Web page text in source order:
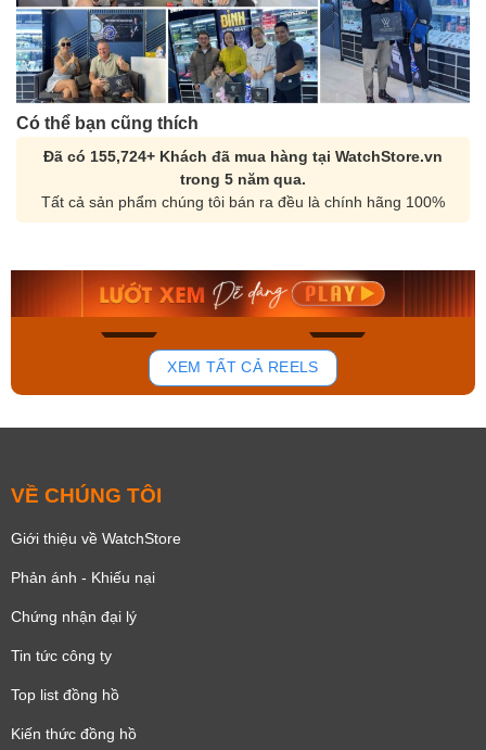
Có thể bạn cũng thích
Đã có 155,724+ Khách đã mua hàng tại WatchStore.vn
trong 5 năm qua.
Tất cả sản phẩm chúng tôi bán ra đều là chính hãng 100%
150
Orient Nam RA-
Mua ngay
Casio Nam MTS-
Mua ngay
XEM TẤT CẢ REELS
VỀ CHÚNG TÔI
Giới thiệu về WatchStore
Phản ánh - Khiếu nại
Chứng nhận đại lý
Tin tức công ty
Top list đồng hồ
Kiến thức đồng hồ